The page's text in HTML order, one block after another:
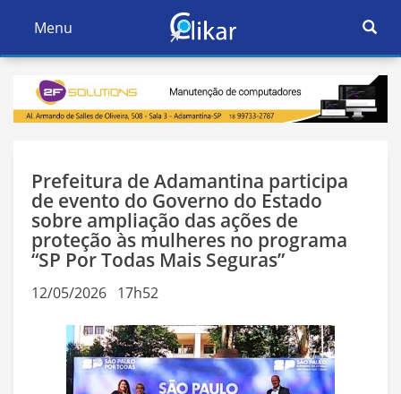
Ativar
Navegação
Menu
Ativar
Prefeitura de Adamantina participa
de evento do Governo do Estado
sobre ampliação das ações de
proteção às mulheres no programa
“SP Por Todas Mais Seguras”
12/05/2026 17h52